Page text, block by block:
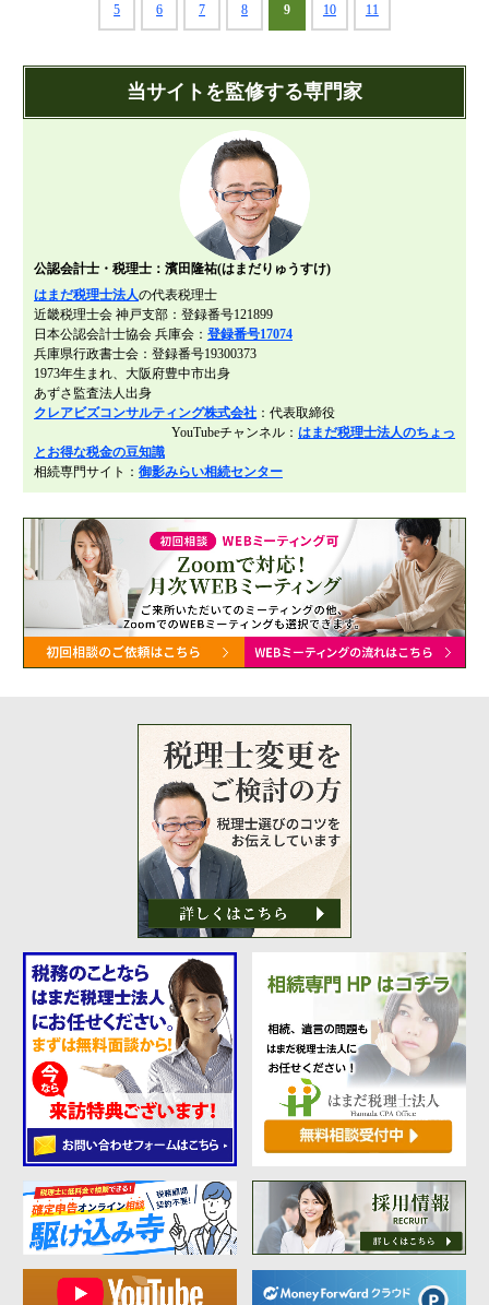
5 6 7 8 9 10 11
当サイトを監修する専門家
公認会計士・税理士：濱田隆祐(はまだりゅうすけ)
はまだ税理士法人の代表税理士
近畿税理士会 神戸支部：登録番号121899
日本公認会計士協会 兵庫会： 登録番号17074
兵庫県行政書士会：登録番号19300373
1973年生まれ、大阪府豊中市出身
あずさ監査法人出身
クレアビズコンサルティング株式会社 ：代表取締役
YouTubeチャンネル： はまだ税理士法人のちょっ
とお得な税金の豆知識
相続専門サイト： 御影みらい相続センター